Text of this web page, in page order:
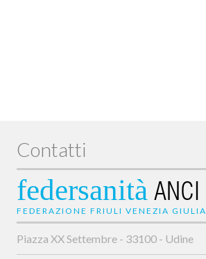
Contatti
federsanità ANCI
FEDERAZIONE FRIULI VENEZIA GIULIA
Piazza XX Settembre - 33100 - Udine